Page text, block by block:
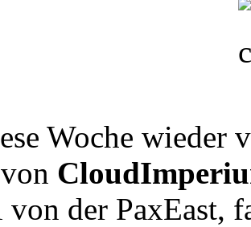
Woche
von
der PaxEast,